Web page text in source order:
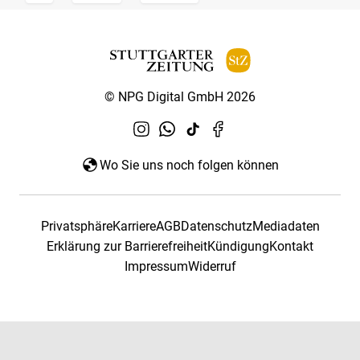
© NPG Digital GmbH 2026
Wo Sie uns noch folgen können
PrivatsphäreKarriereAGBDatenschutzMediadaten
Erklärung zur BarrierefreiheitKündigungKontakt
ImpressumWiderruf